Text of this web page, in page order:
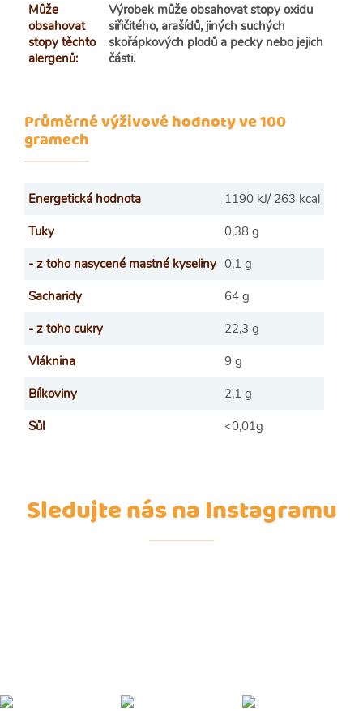
Může
obsahovat
stopy těchto
alergenů:
Výrobek může obsahovat stopy oxidu
siřičitého, arašídů, jiných suchých
skořápkových plodů a pecky nebo jejich
části.
Průměrné výživové hodnoty ve 100
gramech
Energetická hodnota
1190 kJ/ 263 kcal
Tuky
0,38 g
- z toho nasycené mastné kyseliny 0,1 g
Sacharidy
64 g
- z toho cukry
22,3 g
Vláknina
9 g
Bílkoviny
2,1 g
Sůl
<0,01g
Sledujte nás na Instagramu